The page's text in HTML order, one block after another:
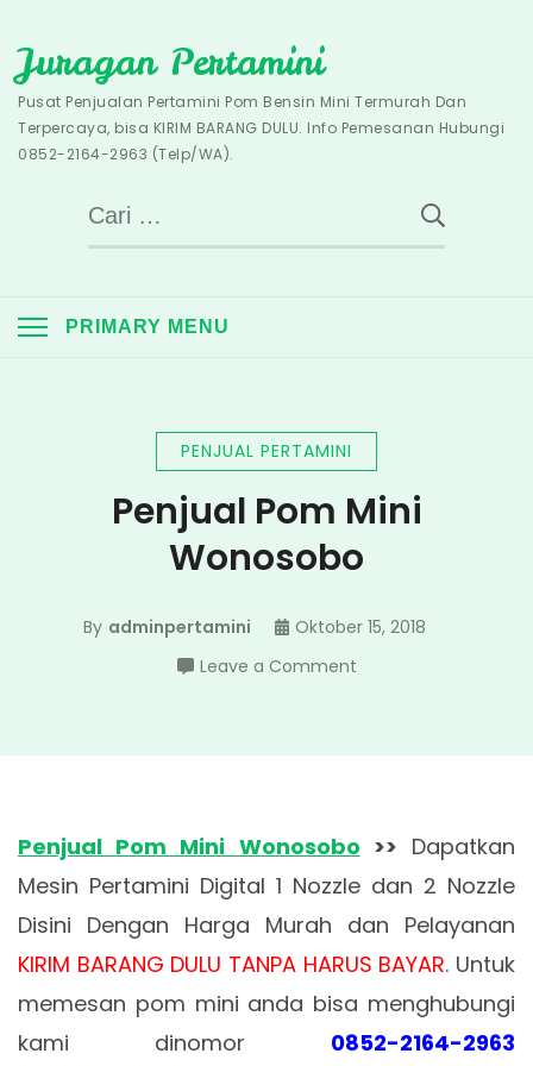
to
content
Juragan Pertamini
Pusat Penjualan Pertamini Pom Bensin Mini Termurah Dan
Terpercaya, bisa KIRIM BARANG DULU. Info Pemesanan Hubungi
0852-2164-2963 (Telp/WA).
Cari
untuk:
PRIMARY MENU
PENJUAL PERTAMINI
Penjual Pom Mini
Wonosobo
By adminpertamini
Oktober 15, 2018
Leave a Commenton
Mini
Penjual Pom Mini Wonosobo >> Dapatkan
Mesin Pertamini Digital 1 Nozzle dan 2 Nozzle
Disini Dengan Harga Murah dan Pelayanan
KIRIM BARANG DULU TANPA HARUS BAYAR. Untuk
memesan pom mini anda bisa menghubungi
kami dinomor 0852-2164-2963